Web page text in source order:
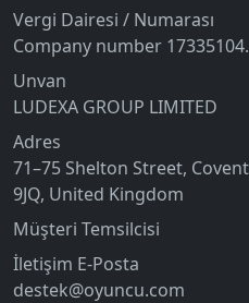
Vergi Dairesi / Numarası
Company number 17335104.
Unvan
LUDEXA GROUP LIMITED
Adres
71–75 Shelton Street,
9JQ, United Kingdom
Müşteri Temsilcisi
İletişim E-Posta
destek@oyuncu.com